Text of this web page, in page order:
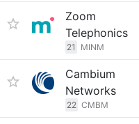
Zoom
Telephonics
21 MINM
Cambium
Networks
22 CMBM